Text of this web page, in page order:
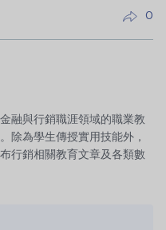
0
融與行銷職涯領域的職業教
除為學生傳授實用技能外，
行銷相關教育文章及各類數